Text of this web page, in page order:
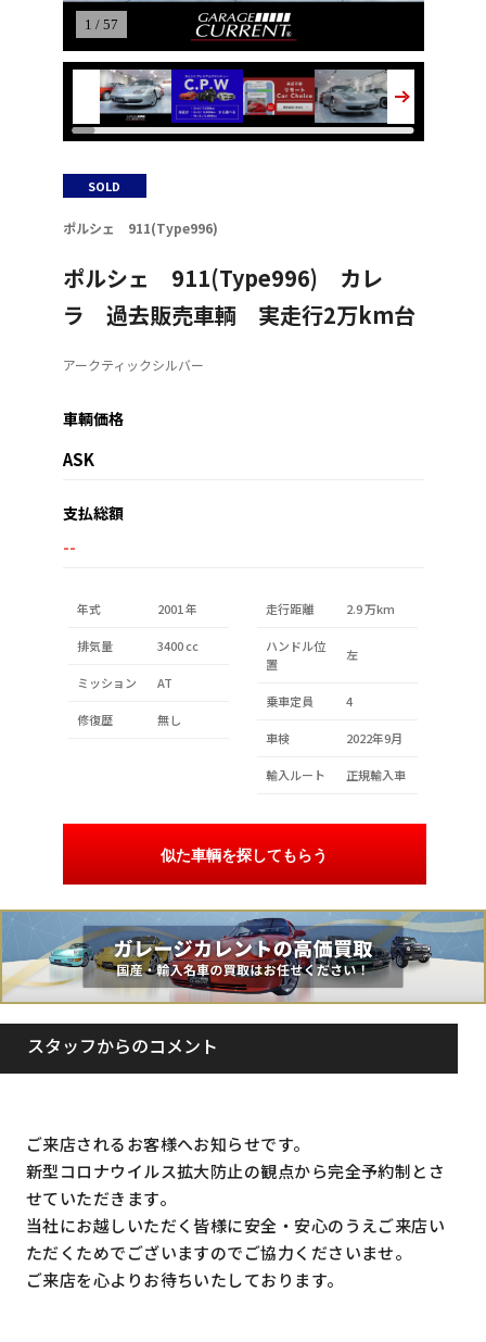
1 / 57
SOLD
ポルシェ 911(Type996)
ポルシェ 911(Type996) カレ
ラ 過去販売車輌 実走行2万km台
アークティックシルバー
車輌価格
ASK
支払総額
--
年式 2001 年
排気量 3400 cc
ミッション AT
修復歴 無し
走行距離 2.9 万km
ハンドル位
置
左
乗車定員 4
車検 2022年9月
輸入ルート 正規輸入車
似た車輌を探してもらう
スタッフからのコメント
ご来店されるお客様へお知らせです。
新型コロナウイルス拡大防止の観点から完全予約制とさ
せていただきます。
当社にお越しいただく皆様に安全・安心のうえご来店い
ただくためでございますのでご協力くださいませ。
ご来店を心よりお待ちいたしております。